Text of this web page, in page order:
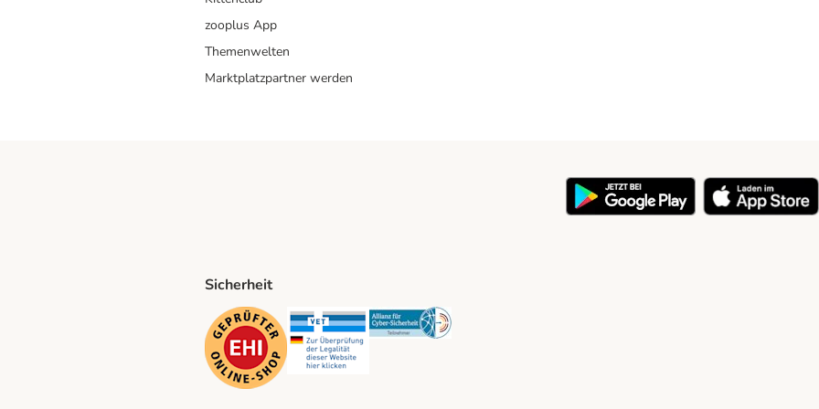
zooplus App
Themenwelten
Marktplatzpartner werden
Method
Sicherheit
Security Security Security